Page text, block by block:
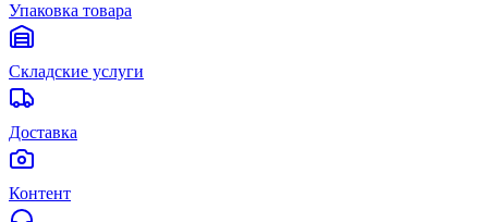
Упаковка товара
Складские услуги
Доставка
Контент